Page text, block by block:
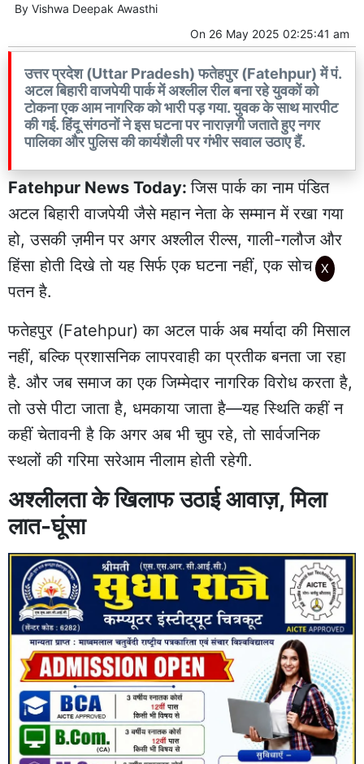
By Vishwa Deepak Awasthi
On 26 May 2025 02:25:41 am
उत्तर प्रदेश (Uttar Pradesh) फतेहपुर (Fatehpur) में पं.
अटल बिहारी वाजपेयी पार्क में अश्लील रील बना रहे युवकों को
टोकना एक आम नागरिक को भारी पड़ गया. युवक के साथ मारपीट
की गई. हिंदू संगठनों ने इस घटना पर नाराज़गी जताते हुए नगर
पालिका और पुलिस की कार्यशैली पर गंभीर सवाल उठाए हैं.
Fatehpur News Today:जिस पार्क का नाम पंडित
अटल बिहारी वाजपेयी जैसे महान नेता के सम्मान में रखा गया
हो, उसकी ज़मीन पर अगर अश्लील रील्स, गाली-गलौज और
हिंसा होती दिखे तो यह सिर्फ एक घटना नहीं, एक सोच का
पतन है.
फतेहपुर (Fatehpur) का अटल पार्क अब मर्यादा की मिसाल
नहीं, बल्कि प्रशासनिक लापरवाही का प्रतीक बनता जा रहा
है. और जब समाज का एक जिम्मेदार नागरिक विरोध करता है,
तो उसे पीटा जाता है, धमकाया जाता है—यह स्थिति कहीं न
कहीं चेतावनी है कि अगर अब भी चुप रहे, तो सार्वजनिक
स्थलों की गरिमा सरेआम नीलाम होती रहेगी.
अश्लीलता के खिलाफ उठाई आवाज़, मिला
लात-घूंसा
X